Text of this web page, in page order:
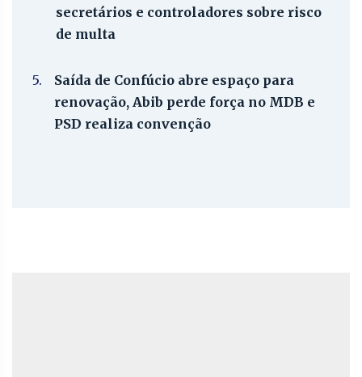
secretários e controladores sobre risco
de multa
5.
Saída de Confúcio abre espaço para
renovação, Abib perde força no MDB e
PSD realiza convenção